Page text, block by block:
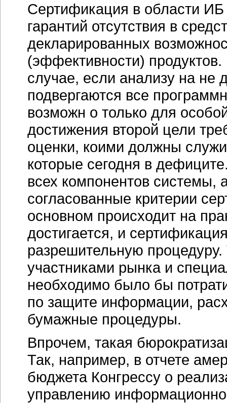
Сертификация в области ИБ
гарантий отсутствия в
декларированных
(эффективности)
случае, если анализу на не
подвергаются все
возможн о только для
достижения второй цели
оценки, коими должны
которые сегодня в
всех компонентов системы,
согласованные критерии
основном происходит на
достигается, и
разрешительную
участниками рынка и
необходимо было бы
по защите информации,
бумажные процедуры.
Впрочем, такая
Так, например, в отчете
бюджета Конгрессу о
управлению